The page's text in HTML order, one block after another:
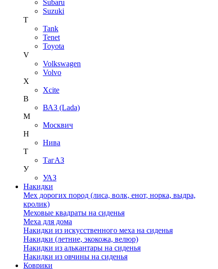
Subaru
Suzuki
T
Tank
Tenet
Toyota
V
Volkswagen
Volvo
X
Xcite
В
ВАЗ (Lada)
М
Москвич
Н
Нива
Т
ТагАЗ
У
УАЗ
Накидки
Мех дорогих пород (лиса, волк, енот, норка, выдра,
кролик)
Меховые квадраты на сиденья
Меха для дома
Накидки из искусственного меха на сиденья
Накидки (летние, экокожа, велюр)
Накидки из алькантары на сиденья
Накидки из овчины на сиденья
Коврики